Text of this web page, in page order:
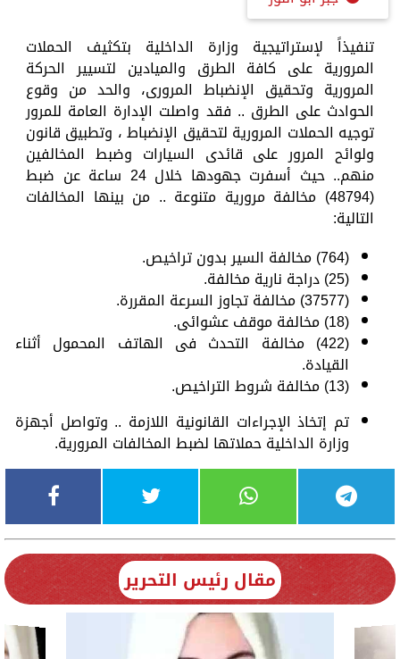
تنفيذاً لإستراتيجية وزارة الداخلية بتكثيف الحملات
المرورية على كافة الطرق والميادين لتسيير الحركة
المرورية وتحقيق الإنضباط المرورى، والحد من وقوع
الحوادث على الطرق .. فقد واصلت الإدارة العامة للمرور
توجيه الحملات المرورية لتحقيق الإنضباط ، وتطبيق قانون
ولوائح المرور على قائدى السيارات وضبط المخالفين
منهم.. حيث أسفرت جهودها خلال 24 ساعة عن ضبط
(48794) مخالفة مرورية متنوعة .. من بينها المخالفات
التالية:
(764) مخالفة السير بدون تراخيص.
(25) دراجة نارية مخالفة.
(37577) مخالفة تجاوز السرعة المقررة.
(18) مخالفة موقف عشوائى.
(422) مخالفة التحدث فى الهاتف المحمول أثناء
القيادة.
(13) مخالفة شروط التراخيص.
تم إتخاذ الإجراءات القانونية اللازمة .. وتواصل أجهزة
وزارة الداخلية حملاتها لضبط المخالفات المرورية.
مقال رئيس التحرير